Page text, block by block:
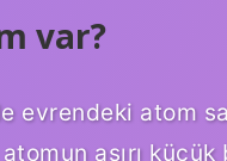
var?
evrendeki atom
aşırı